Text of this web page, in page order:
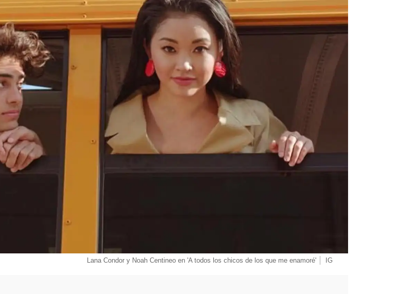
Lana Condor y Noah Centineo en 'A todos los chicos de los que me enamoré' IG